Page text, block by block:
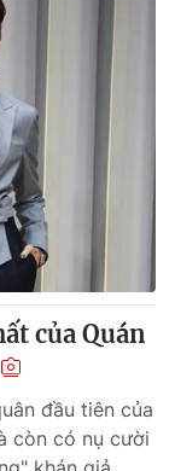
của Quán
đầu tiên của
còn có nụ cười